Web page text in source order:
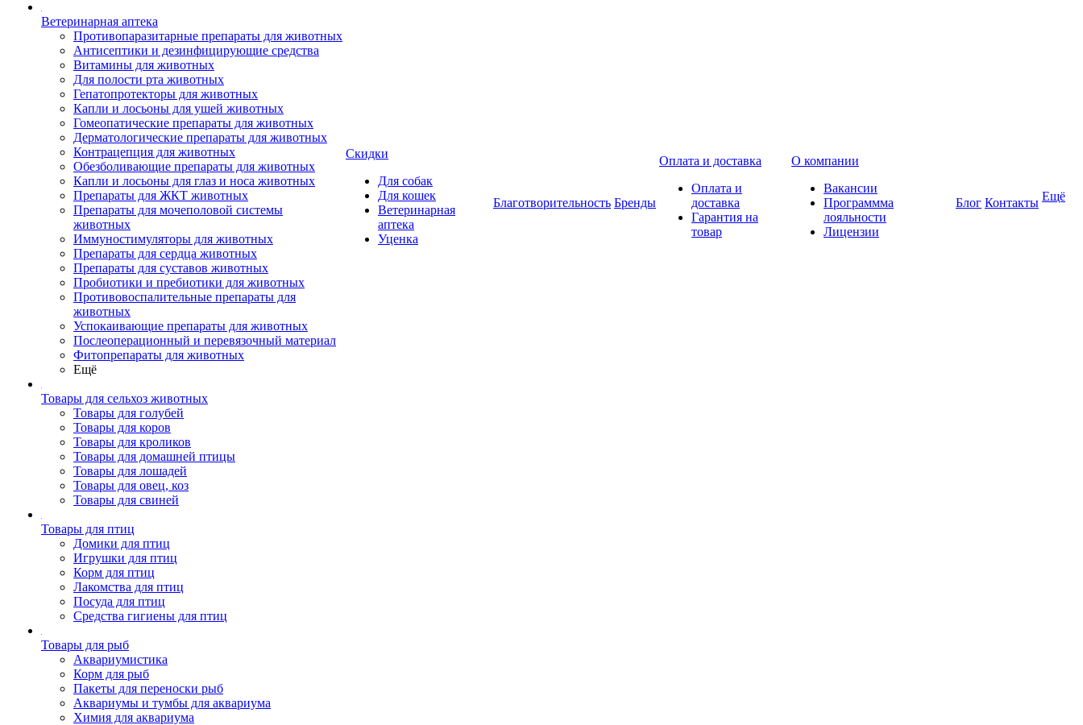
Ветеринарная аптека
Противопаразитарные препараты для животных
Антисептики и дезинфицирующие средства
Витамины для животных
Для полости рта животных
Гепатопротекторы для животных
Капли и лосьоны для ушей животных
Гомеопатические препараты для животных
Дерматологические препараты для животных
Контрацепция для животных
Обезболивающие препараты для животных
Капли и лосьоны для глаз и носа животных
Препараты для ЖКТ животных
Препараты для мочеполовой системы
животных
Иммуностимуляторы для животных
Препараты для сердца животных
Препараты для суставов животных
Пробиотики и пребиотики для животных
Противовоспалительные препараты для
животных
Успокаивающие препараты для животных
Послеоперационный и перевязочный материал
Фитопрепараты для животных
Ещё
Товары для сельхоз животных
Товары для голубей
Товары для коров
Товары для кроликов
Товары для домашней птицы
Товары для лошадей
Товары для овец, коз
Товары для свиней
Товары для птиц
Домики для птиц
Игрушки для птиц
Корм для птиц
Лакомства для птиц
Посуда для птиц
Средства гигиены для птиц
Товары для рыб
Аквариумистика
Корм для рыб
Пакеты для переноски рыб
Аквариумы и тумбы для аквариума
Химия для аквариума
Скидки
Для собак
Для кошек
Ветеринарная
аптека
Уценка
Благотворительность Бренды
Оплата и доставка
Оплата и
доставка
Гарантия на
товар
О компании
Вакансии
Программма
лояльности
Лицензии
Блог Контакты Ещё